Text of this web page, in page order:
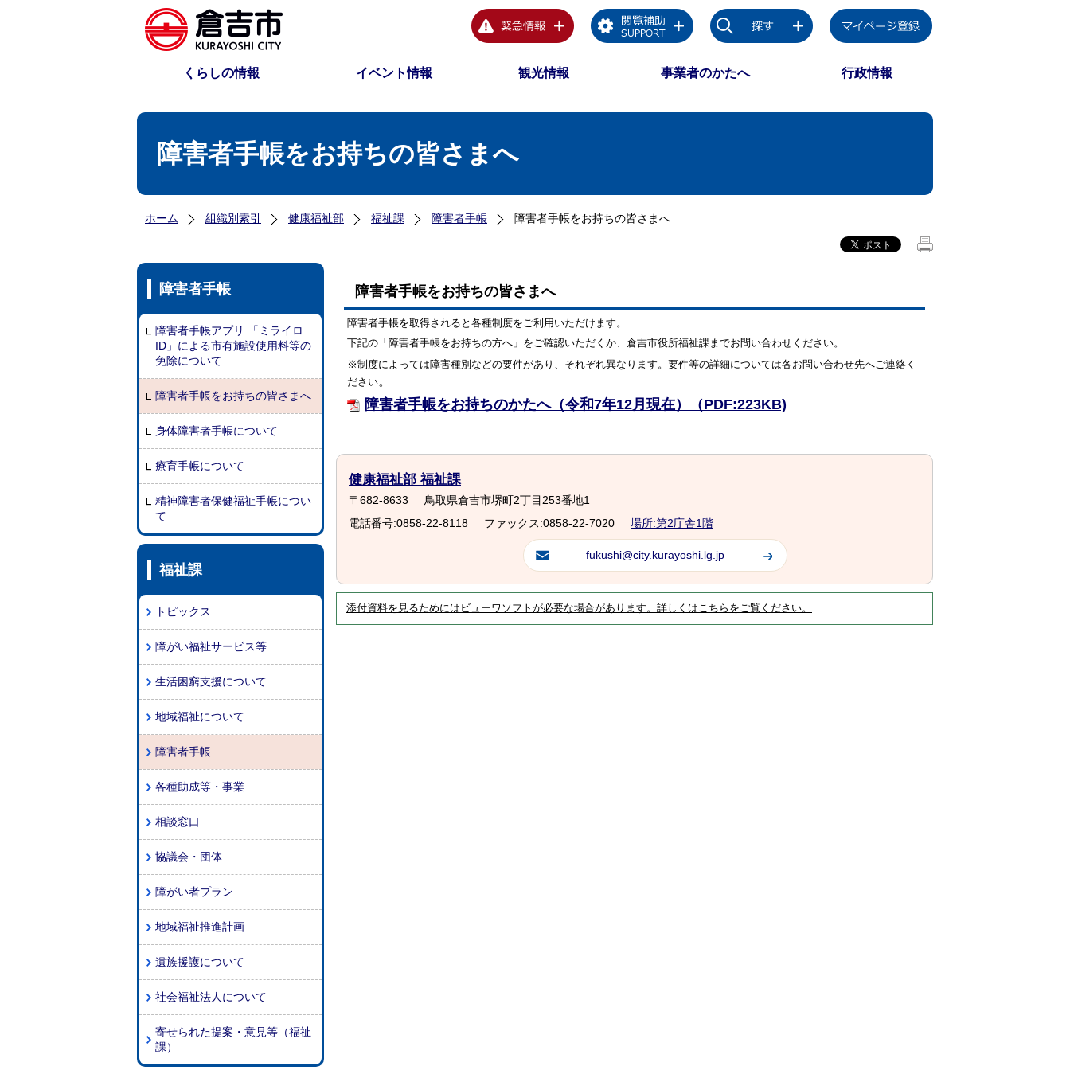
くらしの情報 イベント情報 観光情報 事業者のかたへ 行政情報
障害者手帳をお持ちの皆さまへ
ホーム 組織別索引 健康福祉部 福祉課 障害者手帳 障害者手帳をお持ちの皆さまへ
障害者手帳
障害者手帳アプリ 「ミライロ
ID」による市有施設使用料等の
免除について
障害者手帳をお持ちの皆さまへ
身体障害者手帳について
療育手帳について
精神障害者保健福祉手帳につい
て
福祉課
トピックス
障がい福祉サービス等
生活困窮支援について
地域福祉について
障害者手帳
各種助成等・事業
相談窓口
協議会・団体
障がい者プラン
地域福祉推進計画
遺族援護について
社会福祉法人について
寄せられた提案・意見等（福祉
課）
障害者手帳をお持ちの皆さまへ
障害者手帳を取得されると各種制度をご利用いただけます。
下記の「障害者手帳をお持ちの方へ」をご確認いただくか、倉吉市役所福祉課までお問い合わせください。
※制度によっては障害種別などの要件があり、それぞれ異なります。 要件等の詳細については各お問い合わせ先へご連絡く
ださい。
障害者手帳をお持ちのかたへ（令和7年12月現在）（PDF:223KB)
健康福祉部 福祉課
〒682-8633
鳥取県倉吉市堺町2丁目253番地1
電話番号:0858-22-8118
ファックス:0858-22-7020 場所:第2庁舎1階
fukushi@city.kurayoshi.lg.jp
添付資料を見るためにはビューワソフトが必要な場合があります。詳しくはこちらをご覧ください。